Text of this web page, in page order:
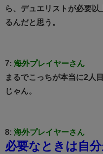
ら、デュエリストが必要
るんだと思う。
7: 海外プレイヤーさん
まるでこっちが本当に2人
じゃん。
8: 海外プレイヤーさん
必要なときは自